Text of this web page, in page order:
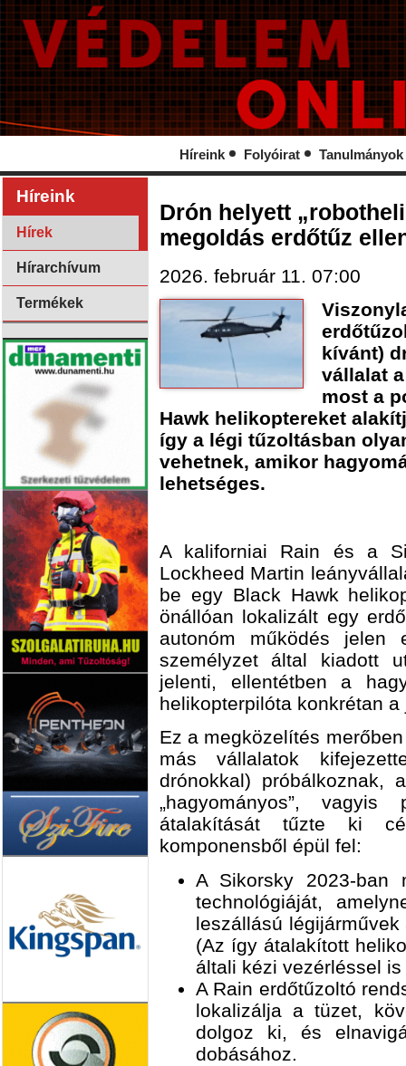
Híreink Folyóirat Tanulmányok
Híreink
Hírek
Hírarchívum
Termékek
Drón helyett
megoldás erdőtűz
2026. február 11. 07:00
kívánt)
vállalat
most a
Hawk helikoptereket
így a légi tűzoltásban
vehetnek, amikor
lehetséges.
A kaliforniai Rain és a
Lockheed Martin
be egy Black Hawk
önállóan lokalizált egy
autonóm működés jelen
személyzet által kiadott
jelenti, ellentétben a
helikopterpilóta konkrétan a
Ez a megközelítés
más vállalatok
drónokkal) próbálkoznak,
„hagyományos”,
átalakítását tűzte ki
komponensből épül fel:
A Sikorsky 2023-ban
technológiáját,
leszállású
(Az így átalakított
általi kézi vezérléssel
A Rain erdőtűzoltó
lokalizálja a tüzet,
dolgoz ki, és
dobásához.